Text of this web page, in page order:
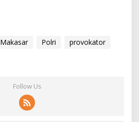
Makasar Polri
provokator
Follow Us